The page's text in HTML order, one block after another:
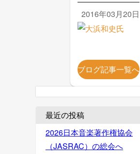
2016年03月20日
ブログ記事一覧へ
最近の投稿
2026日本音楽著作権協会
（JASRAC）の総会へ